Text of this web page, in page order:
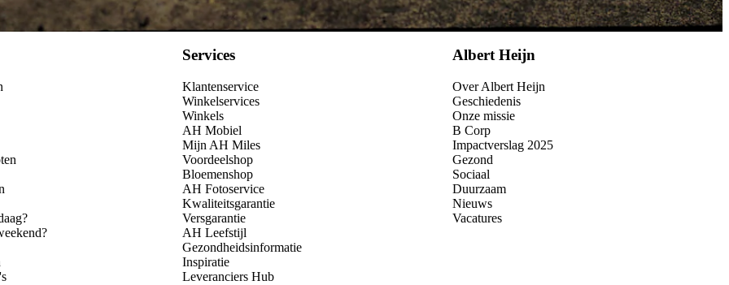
Services
Klantenservice
Winkelservices
Winkels
AH Mobiel
Mijn AH Miles
Voordeelshop
Bloemenshop
AH Fotoservice
Kwaliteitsgarantie
Versgarantie
AH Leefstijl
Gezondheidsinformatie
Inspiratie
Leveranciers Hub
Albert Heijn
Over Albert Heijn
Geschiedenis
Onze missie
B Corp
Impactverslag 2025
Gezond
Sociaal
Duurzaam
Nieuws
Vacatures